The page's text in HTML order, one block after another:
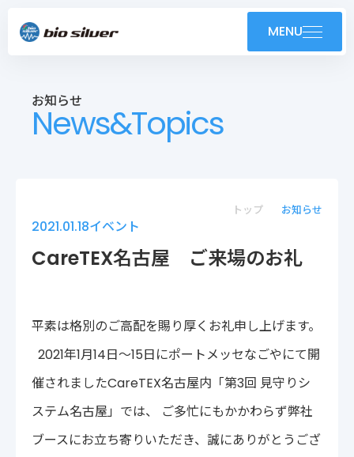
MENU
製品紹介
技術紹介・OEM
会社案内
株式会社バイオシルバー
〒222-0033
神奈川県横浜市港北区新横浜2-14-4 シルバービル1F
プライバシーポリシー
免責事項
各種サービス利用規約
お知らせ
News&Topics
トップ お知らせ
2021.01.18イベント
CareTEX名古屋 ご来場のお礼
平素は格別のご高配を賜り厚くお礼申し上げます。
2021年1月14日～15日にポートメッセなごやにて開
催されましたCareTEX名古屋内「第3回 見守りシ
ステム名古屋」では、 ご多忙にもかかわらず弊社
ブースにお立ち寄りいただき、誠にありがとうござ